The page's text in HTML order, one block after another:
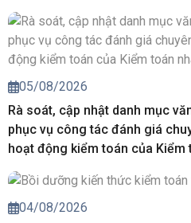
05/08/2026
Rà soát, cập nhật danh mục
phục vụ công tác đánh giá
hoạt động kiểm toán của Kiểm
04/08/2026